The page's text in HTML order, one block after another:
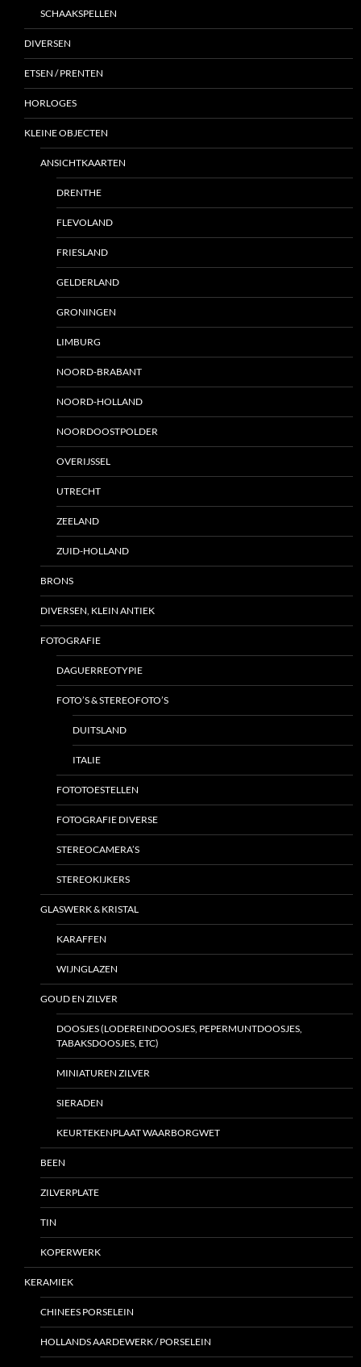
SCHAAKSPELLEN
DIVERSEN
ETSEN / PRENTEN
HORLOGES
KLEINE OBJECTEN
ANSICHTKAARTEN
DRENTHE
FLEVOLAND
FRIESLAND
GELDERLAND
GRONINGEN
LIMBURG
NOORD-BRABANT
NOORD-HOLLAND
NOORDOOSTPOLDER
OVERIJSSEL
UTRECHT
ZEELAND
ZUID-HOLLAND
BRONS
DIVERSEN, KLEIN ANTIEK
FOTOGRAFIE
DAGUERREOTYPIE
FOTO’S & STEREOFOTO’S
DUITSLAND
ITALIE
FOTOTOESTELLEN
FOTOGRAFIE DIVERSE
STEREOCAMERA’S
STEREOKIJKERS
GLASWERK & KRISTAL
KARAFFEN
WIJNGLAZEN
GOUD EN ZILVER
DOOSJES (LODEREINDOOSJES, PEPERMUNTDOOSJES,
TABAKSDOOSJES, ETC)
MINIATUREN ZILVER
SIERADEN
KEURTEKENPLAAT WAARBORGWET
BEEN
ZILVERPLATE
TIN
KOPERWERK
KERAMIEK
CHINEES PORSELEIN
HOLLANDS AARDEWERK / PORSELEIN